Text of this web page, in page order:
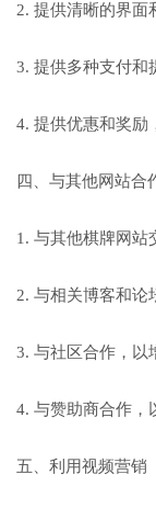
2. 提供清晰的界面
3. 提供多种支付和
4. 提供优惠和奖励
四、与其他网站合
1. 与其他棋牌网站
2. 与相关博客和论
3. 与社区合作，以
4. 与赞助商合作，
五、利用视频营销